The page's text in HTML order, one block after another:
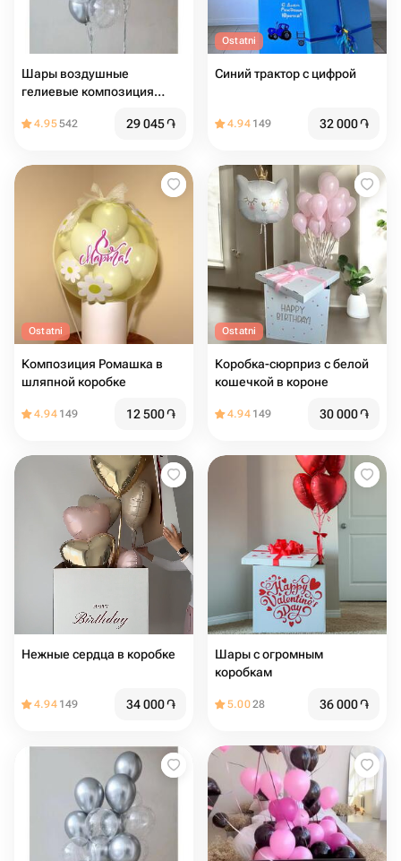
Шары воздушные
гелиевые композиция
4.95542 29 045֏
Ostatni
Синий трактор с цифрой
4.94 149 32 000֏
Ostatni
Композиция Ромашка в
шляпной коробке
4.94 149 12 500֏
Ostatni
Коробка-сюрприз с белой
кошечкой в короне
4.94 149 30 000֏
Нежные сердца в коробке
4.94 149 34 000֏
Шары с огромным
коробкам
5.0028 36 000֏